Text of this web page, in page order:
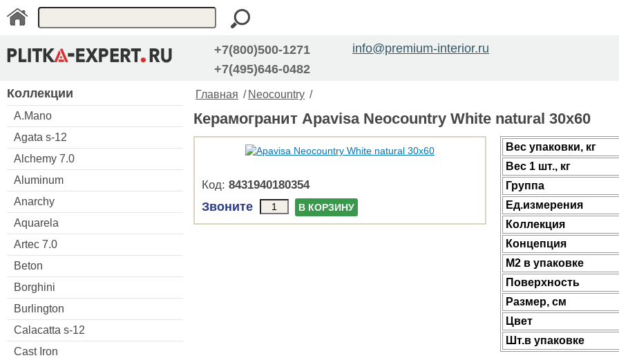
+7(800)500-1271
+7(495)646-0482
info@premium-interior.ru
Коллекции
A.Mano
Agata s-12
Alchemy 7.0
Aluminum
Anarchy
Aquarela
Artec 7.0
Beton
Borghini
Burlington
Calacatta s-12
Cast Iron
Главная / Neocountry /
Керамогранит Apavisa Neocountry White natural 30x60
Код: 8431940180354
Звоните В КОРЗИНУ
Веc упаковки, кг
Вес 1 шт., кг
Группа
Ед.измерения
Коллекция
Концепция
М2 в упаковке
Поверхность
Размер, см
Цвет
Шт.в упаковке